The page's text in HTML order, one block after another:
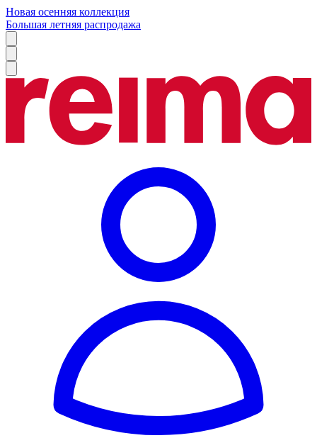
Новая осенняя коллекция
Большая летняя распродажа